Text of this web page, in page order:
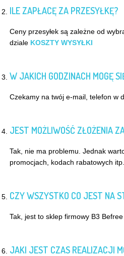
ILE ZAPŁACĘ ZA PRZESYŁKĘ?
Ceny przesyłek są zależne od
dziale KOSZTY WYSYŁKI
W JAKICH GODZINACH MOGĘ
Czekamy na twój e-mail, telefon w
JEST MOŻLIWOŚĆ ZŁOŻENIA
Tak, nie ma problemu. Jednak
promocjach, kodach rabatowych itp.
CZY WSZYSTKO CO JEST NA
Tak, jest to sklep firmowy B3
JAKI JEST CZAS REALIZACJI